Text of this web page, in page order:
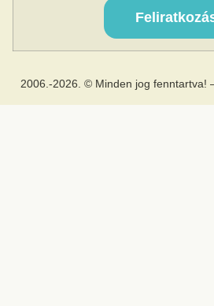
2006.-2026. © Minden jog fenntartva!